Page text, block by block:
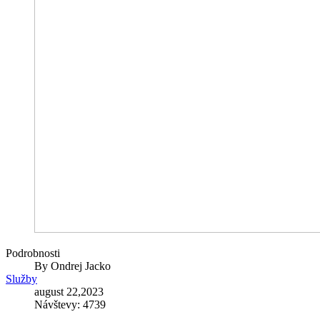
Podrobnosti
By Ondrej Jacko
Služby
august 22,2023
Návštevy: 4739